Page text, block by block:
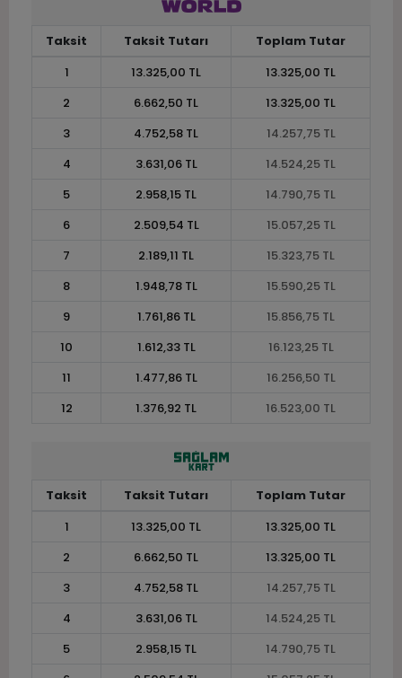
Taksit Taksit Tutarı
Toplam Tutar
1
13.325,00 TL
13.325,00 TL
2
6.662,50 TL
13.325,00 TL
3
4.752,58 TL
14.257,75 TL
4
3.631,06 TL
14.524,25 TL
5
2.958,15 TL
14.790,75 TL
6
2.509,54 TL
15.057,25 TL
7
2.189,11 TL
15.323,75 TL
8
1.948,78 TL
15.590,25 TL
9
1.761,86 TL
15.856,75 TL
10
1.612,33 TL
16.123,25 TL
11
1.477,86 TL
16.256,50 TL
12
1.376,92 TL 16.523,00 TL
Taksit Taksit Tutarı
Toplam Tutar
1
13.325,00 TL
13.325,00 TL
2
6.662,50 TL
13.325,00 TL
3
4.752,58 TL
14.257,75 TL
4
3.631,06 TL
14.524,25 TL
5
2.958,15 TL
14.790,75 TL